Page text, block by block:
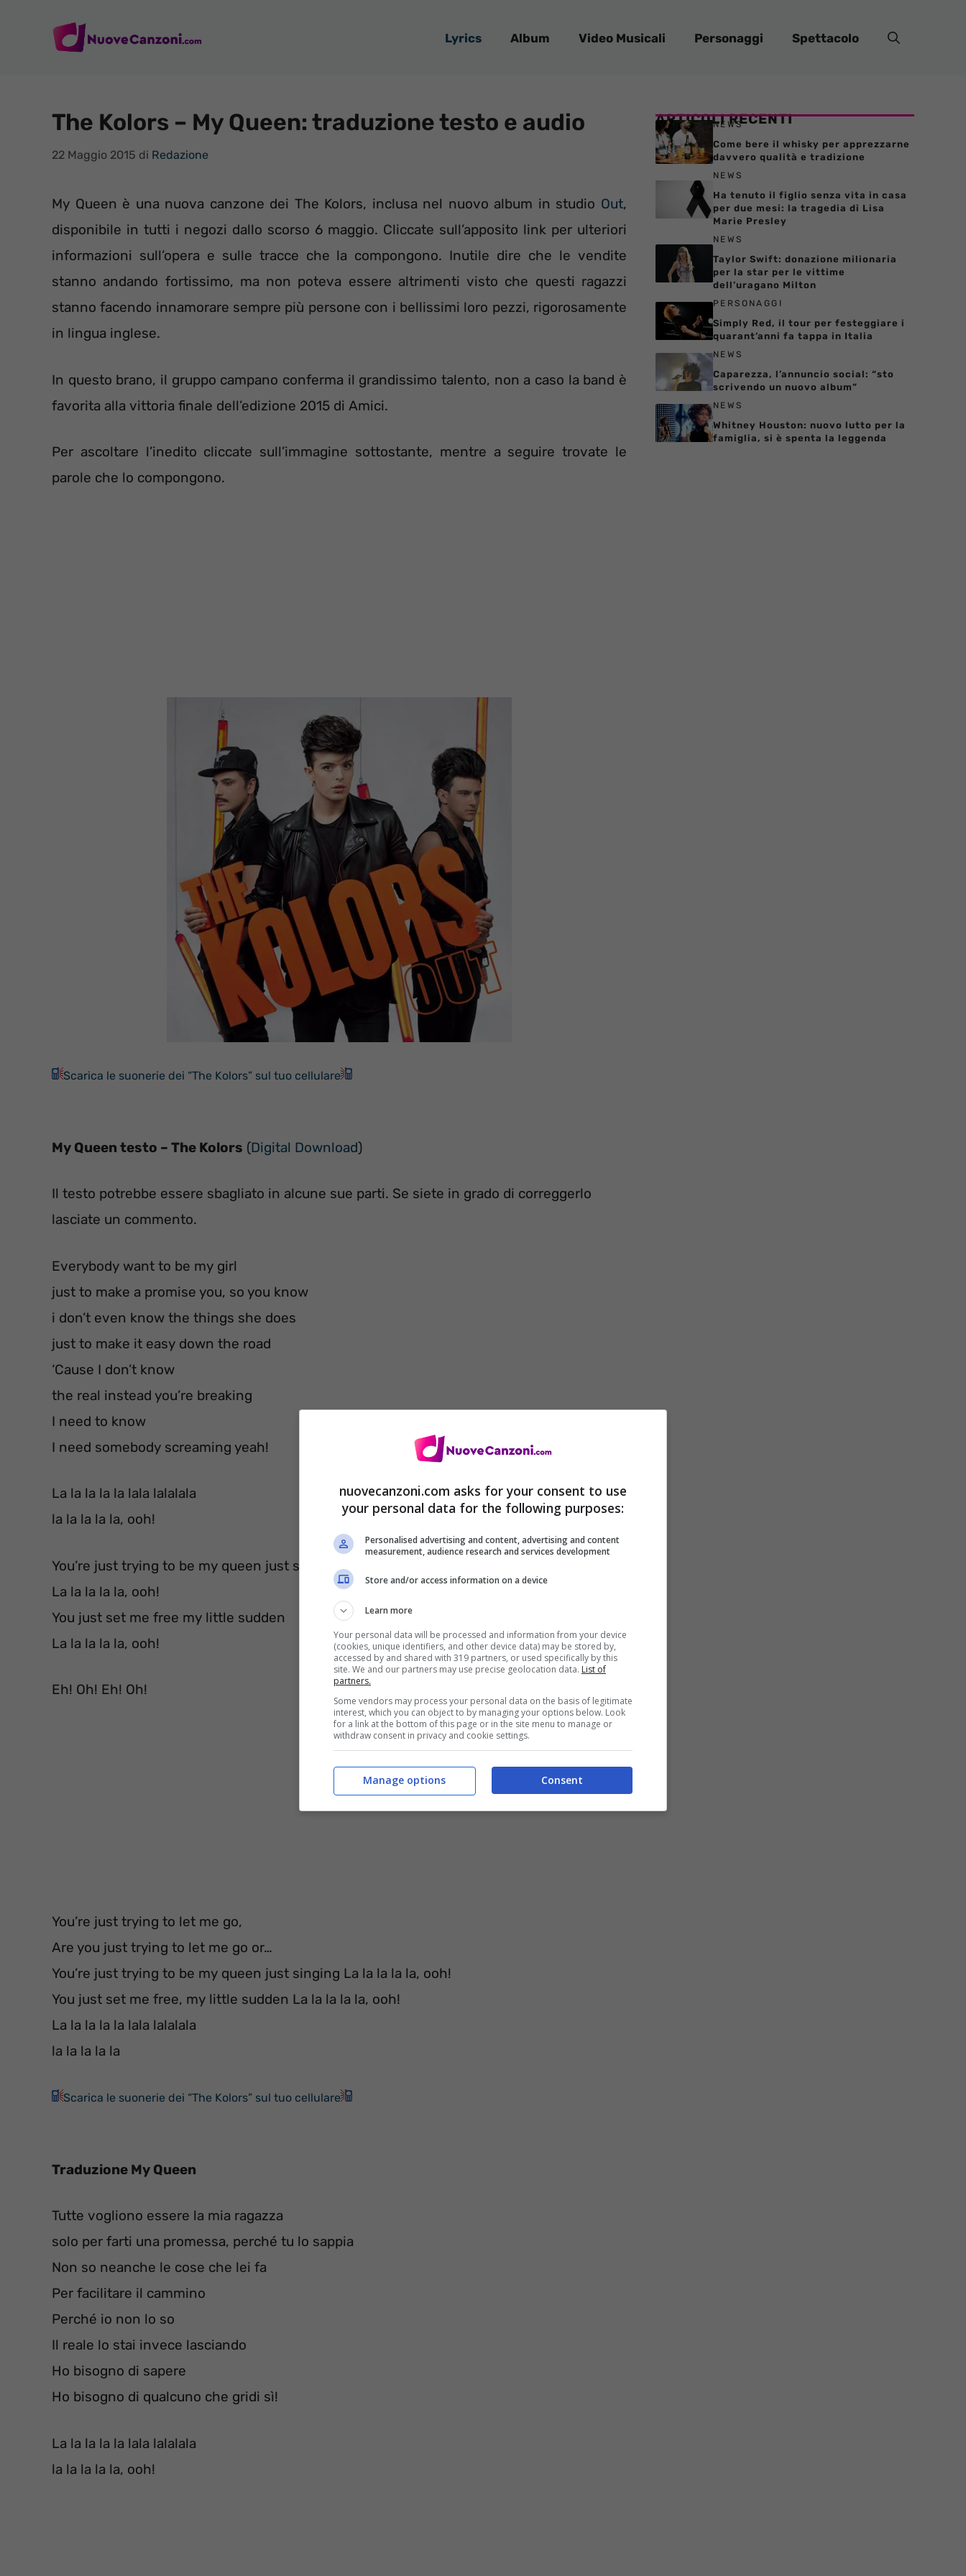
Lyrics Album Video Musicali Personaggi Spettacolo
The Kolors – My Queen: traduzione testo e audio
22 Maggio 2015 di Redazione
My Queen è una nuova canzone dei The Kolors, inclusa nel nuovo album in studio Out,
disponibile in tutti i negozi dallo scorso 6 maggio. Cliccate sull’apposito link per ulteriori
informazioni sull’opera e sulle tracce che la compongono. Inutile dire che le vendite
stanno andando fortissimo, ma non poteva essere altrimenti visto che questi ragazzi
stanno facendo innamorare sempre più persone con i bellissimi loro pezzi, rigorosamente
in lingua inglese.
In questo brano, il gruppo campano conferma il grandissimo talento, non a caso la band è
favorita alla vittoria finale dell’edizione 2015 di Amici.
Per ascoltare l’inedito cliccate sull’immagine sottostante, mentre a seguire trovate le
parole che lo compongono.
Scarica le suonerie dei “The Kolors” sul tuo cellulare
My Queen testo – The Kolors (Digital Download)
Il testo potrebbe essere sbagliato in alcune sue parti. Se siete in grado di correggerlo
lasciate un commento.
Everybody want to be my girl
just to make a promise you, so you know
i don’t even know the things she does
just to make it easy down the road
‘Cause I don’t know
the real instead you’re breaking
I need to know
I need somebody screaming yeah!
La la la la la lala lalalala
la la la la la, ooh!
You’re just trying to be my queen just singing
La la la la la, ooh!
You just set me free my little sudden
La la la la la, ooh!
Eh! Oh! Eh! Oh!
You’re just trying to let me go,
Are you just trying to let me go or…
You’re just trying to be my queen just singing La la la la la, ooh!
You just set me free, my little sudden La la la la la, ooh!
La la la la la lala lalalala
la la la la la
Scarica le suonerie dei “The Kolors” sul tuo cellulare
Traduzione My Queen
Tutte vogliono essere la mia ragazza
solo per farti una promessa, perché tu lo sappia
Non so neanche le cose che lei fa
Per facilitare il cammino
Perché io non lo so
Il reale lo stai invece lasciando
Ho bisogno di sapere
Ho bisogno di qualcuno che gridi sì!
La la la la la lala lalalala
la la la la la, ooh!
ARTICOLI RECENTI
NEWS
Come bere il whisky per apprezzarne
davvero qualità e tradizione
NEWS
Ha tenuto il figlio senza vita in casa
per due mesi: la tragedia di Lisa
Marie Presley
NEWS
Taylor Swift: donazione milionaria
per la star per le vittime
dell’uragano Milton
PERSONAGGI
Simply Red, il tour per festeggiare i
quarant’anni fa tappa in Italia
NEWS
Caparezza, l’annuncio social: “sto
scrivendo un nuovo album”
NEWS
Whitney Houston: nuovo lutto per la
famiglia, si è spenta la leggenda
nuovecanzoni.com asks for your consent to use
your personal data for the following purposes:
Personalised advertising and content, advertising and content
measurement, audience research and services development
Store and/or access information on a device
Learn more
Your personal data will be processed and information from your device
(cookies, unique identifiers, and other device data) may be stored by,
accessed by and shared with 319 partners, or used specifically by this
site. We and our partners may use precise geolocation data. List of
partners.
Some vendors may process your personal data on the basis of legitimate
interest, which you can object to by managing your options below. Look
for a link at the bottom of this page or in the site menu to manage or
withdraw consent in privacy and cookie settings.
Consent
Manage options